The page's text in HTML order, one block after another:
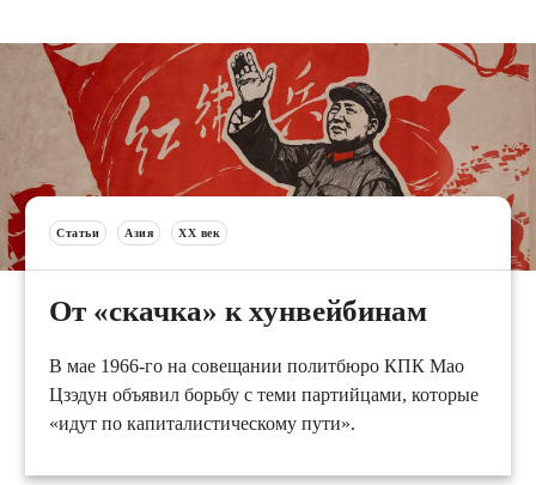
Статьи Азия XX век
От «скачка» к хунвейбинам
В мае 1966-го на совещании политбюро КПК Мао
Цзэдун объявил борьбу с теми партийцами, которые
«идут по капиталистическому пути».